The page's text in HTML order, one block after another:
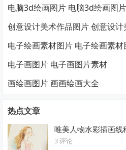
电脑3d绘画图片 电脑3d绘画图
创意设计美术作品图片 创意设
电子绘画素材图片 电子绘画素
电子画图片 电子画图片素材
画绘画图片 画画绘画大全
热点文章
唯美人物水彩插画线
3 评论